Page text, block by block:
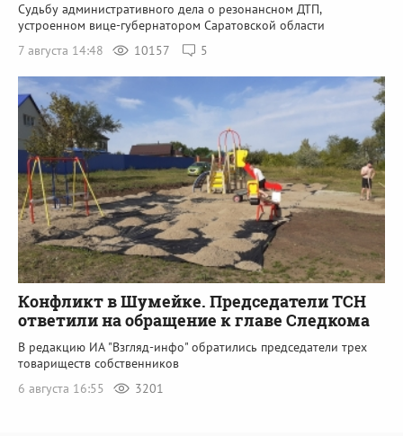
Судьбу административного дела о резонансном ДТП,
устроенном вице-губернатором Саратовской области
7 августа 14:48
10157 5
Конфликт в Шумейке. Председатели ТСН
ответили на обращение к главе Следкома
В редакцию ИА "Взгляд-инфо" обратились председатели трех
товариществ собственников
6 августа 16:55
3201